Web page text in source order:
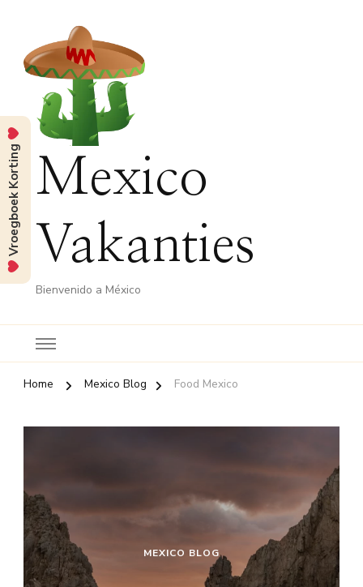
Mexico
Vakanties
Bienvenido a México
Home Mexico Blog Food Mexico
MEXICO BLOG
Vroegboek Korting